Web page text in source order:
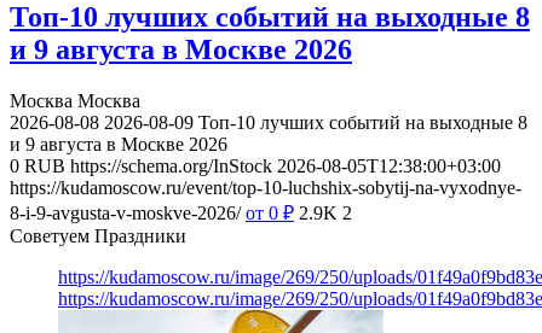
Топ-10 лучших событий на выходные 8
и 9 августа в Москве 2026
Москва Москва
2026-08-08 2026-08-09 Топ-10 лучших событий на выходные 8
и 9 августа в Москве 2026
0 RUB https://schema.org/InStock 2026-08-05T12:38:00+03:00
https://kudamoscow.ru/event/top-10-luchshix-sobytij-na-vyxodnye-
8-i-9-avgusta-v-moskve-2026/ от 0 ₽ 2.9K 2
Советуем Праздники
https://kudamoscow.ru/image/269/250/uploads/
https://kudamoscow.ru/image/269/250/uploads/